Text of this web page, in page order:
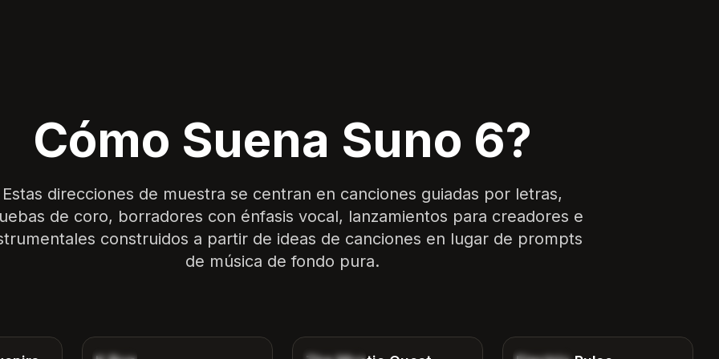
Cómo Suena Suno 6?
Estas direcciones de muestra se centran en canciones guiadas por letras,
de coro, borradores con énfasis vocal, lanzamientos para creadores e
construidos a partir de ideas de canciones en lugar de prompts
de música de fondo pura.
Indie Fantasy Electronic